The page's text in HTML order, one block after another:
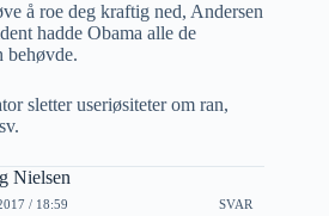
å roe deg kraftig ned, Andersen
hadde Obama alle de
behøvde.
sletter useriøsiteter om ran,
Nielsen
/ 18:59 SVAR